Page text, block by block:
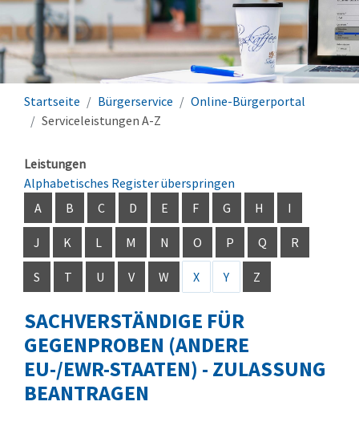
Startseite Bürgerservice
Online-Bürgerportal
Serviceleistungen A-Z
Leistungen
Alphabetisches Register überspringen
A
B C D E F G H I
J K L M N O P Q R
S T U V W X Y Z
SACHVERSTÄNDIGE FÜR
GEGENPROBEN (ANDERE
EU-/EWR-STAATEN) - ZULASSUNG
BEANTRAGEN